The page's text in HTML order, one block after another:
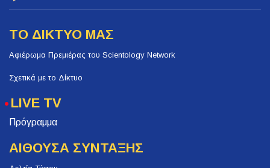
ΤΟ ΔΙΚΤΥΟ ΜΑΣ
Αφιέρωμα Πρεμιέρας του Scientology Network
Σχετικά με το Δίκτυο
LIVE TV
Πρόγραμμα
ΑΙΘΟΥΣΑ ΣΥΝΤΑΞΗΣ